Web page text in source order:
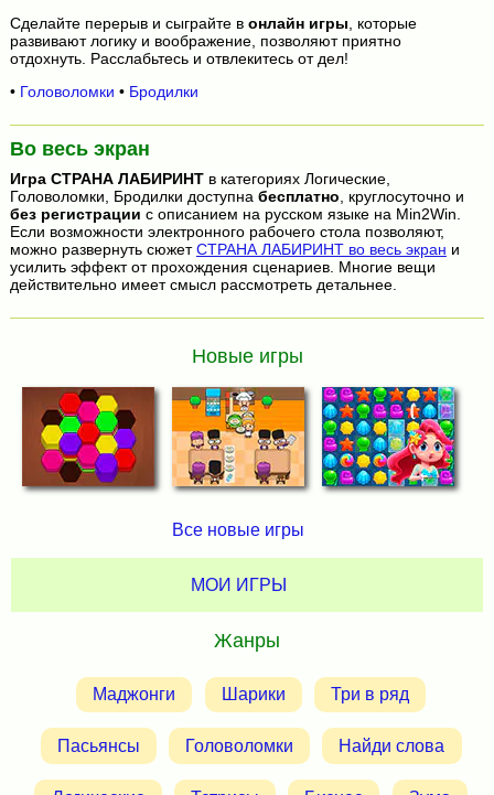
Сделайте перерыв и сыграйте в онлайн игры , которые
развивают логику и воображение, позволяют приятно
отдохнуть. Расслабьтесь и отвлекитесь от дел!
• Головоломки • Бродилки
Во весь экран
Игра СТРАНА ЛАБИРИНТв категориях Логические,
Головоломки, Бродилки доступна бесплатно, круглосуточно и
без регистрации с описанием на русском языке на Min2Win.
Если возможности электронного рабочего стола позволяют,
можно развернуть сюжетСТРАНА ЛАБИРИНТ во весь экран и
усилить эффект от прохождения сценариев. Многие вещи
действительно имеет смысл рассмотреть детальнее.
Новые игры
Все новые игры
МОИ ИГРЫ
Жанры
Маджонги Шарики Три в ряд
Пасьянсы Головоломки Найди слова